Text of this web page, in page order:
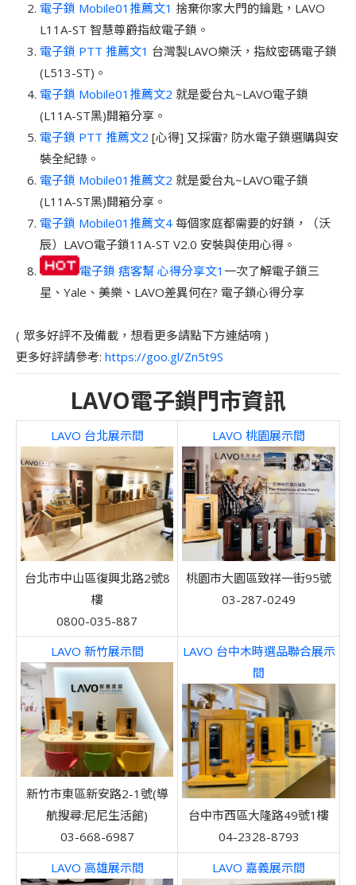
電子鎖 Mobile01推薦文1 捨棄你家大門的鑰匙，LAVO
L11A-ST 智慧尊爵指紋電子鎖。
電子鎖 PTT 推薦文1 台灣製LAVO樂沃，指紋密碼電子鎖
(L513-ST)。
電子鎖 Mobile01推薦文2 就是愛台丸~LAVO電子鎖
(L11A-ST黑)開箱分享。
電子鎖 PTT 推薦文2 [心得] 又採雷? 防水電子鎖選購與安
裝全紀錄。
電子鎖 Mobile01推薦文2 就是愛台丸~LAVO電子鎖
(L11A-ST黑)開箱分享。
電子鎖 Mobile01推薦文4 每個家庭都需要的好鎖，（沃
辰）LAVO電子鎖11A-ST V2.0 安裝與使用心得。
電子鎖 痞客幫 心得分享文1 一次了解電子鎖三
星、Yale、美樂、LAVO差異何在? 電子鎖心得分享
( 眾多好評不及備載，想看更多請點下方連結唷 )
更多好評請參考: https://goo.gl/Zn5t9S
LAVO電子鎖門市資訊
LAVO 台北展示間
台北市中山區復興北路2號8
樓
0800-035-887
LAVO 桃園展示間
桃園市大園區致祥一街95號
03-287-0249
LAVO 新竹展示間
新竹市東區新安路2-1號(導
航搜尋:尼尼生活館)
03-668-6987
LAVO 台中木時選品聯合展示
間
台中市西區大隆路49號1樓​
04-2328-8793
LAVO 高雄展示間
LAVO 嘉義展示間